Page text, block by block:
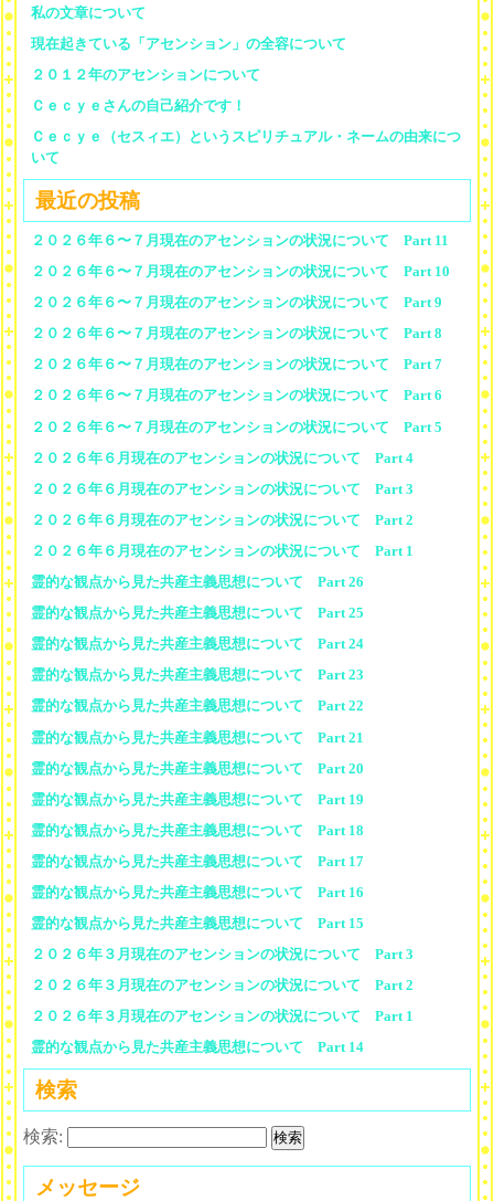
私の文章について
現在起きている「アセンション」の全容について
２０１２年のアセンションについて
Ｃｅｃｙｅさんの自己紹介です！
Ｃｅｃｙｅ（セスィエ）というスピリチュアル・ネームの由来につ
いて
最近の投稿
２０２６年６〜７月現在のアセンションの状況について Part 11
２０２６年６〜７月現在のアセンションの状況について Part 10
２０２６年６〜７月現在のアセンションの状況について Part 9
２０２６年６〜７月現在のアセンションの状況について Part 8
２０２６年６〜７月現在のアセンションの状況について Part 7
２０２６年６〜７月現在のアセンションの状況について Part 6
２０２６年６〜７月現在のアセンションの状況について Part 5
２０２６年６月現在のアセンションの状況について Part 4
２０２６年６月現在のアセンションの状況について Part 3
２０２６年６月現在のアセンションの状況について Part 2
２０２６年６月現在のアセンションの状況について Part 1
霊的な観点から見た共産主義思想について Part 26
霊的な観点から見た共産主義思想について Part 25
霊的な観点から見た共産主義思想について Part 24
霊的な観点から見た共産主義思想について Part 23
霊的な観点から見た共産主義思想について Part 22
霊的な観点から見た共産主義思想について Part 21
霊的な観点から見た共産主義思想について Part 20
霊的な観点から見た共産主義思想について Part 19
霊的な観点から見た共産主義思想について Part 18
霊的な観点から見た共産主義思想について Part 17
霊的な観点から見た共産主義思想について Part 16
霊的な観点から見た共産主義思想について Part 15
２０２６年３月現在のアセンションの状況について Part 3
２０２６年３月現在のアセンションの状況について Part 2
２０２６年３月現在のアセンションの状況について Part 1
霊的な観点から見た共産主義思想について Part 14
検索
検索:
メッセージ